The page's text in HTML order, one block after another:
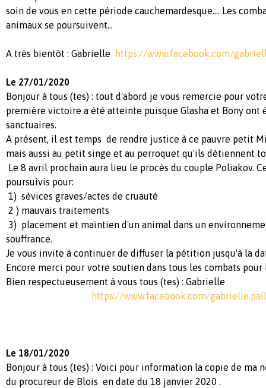
soin de vous en cette période cauchemardesque.... Les
animaux se poursuivent...
A très bientôt : Gabrielle https://www.facebook.com/
Le 27/01/2020
Bonjour à tous (tes) : tout d'abord je vous remercie pour
première victoire a été atteinte puisque Glasha et Bony ont
sanctuaires.
A présent, il est temps de rendre justice à ce pauvre petit
mais aussi au petit singe et au perroquet qu'ils détiennent
Le 8 avril prochain aura lieu le procès du couple Poliakov.
poursuivis pour:
1) sévices graves/actes de cruauté
2 ) mauvais traitements
3) placement et maintien d'un animal dans un
souffrance.
Je vous invite à continuer de diffuser la pétition jusqu'à la
Encore merci pour votre soutien dans tous les combats
Bien respectueusement à vous tous (tes) : Gabrielle
https://www.facebook.com/
Le 18/01/2020
Bonjour à tous (tes) : Voici pour information la copie de ma
du procureur de Blois en date du 18 janvier 2020 .